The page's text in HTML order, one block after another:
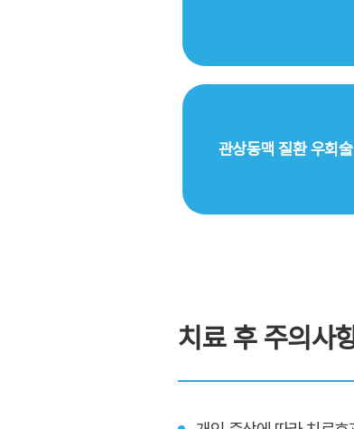
관상동맥 질환 우회술
치료 후 주의사